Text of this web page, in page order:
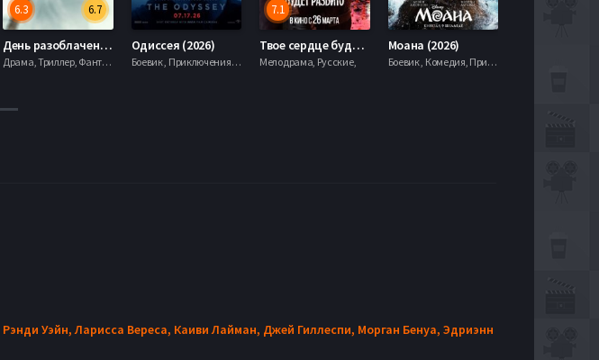
6.7
6.3
День разоблачения (2026)
Драма, Триллер, Фантастика,
Одиссея (2026)
Боевик , Приключения, Фэнтези,
7.1
Твое сердце будет разбито (2026)
Мелодрама, Русские,
Моана (2026)
Боевик , Комедия, Приключения, Семейный, Фэнтези,
Рэнди Уэйн,Ларисса Вереса, Каиви Лайман, Джей Гиллеспи, Морган Бенуа, Эдриэнн